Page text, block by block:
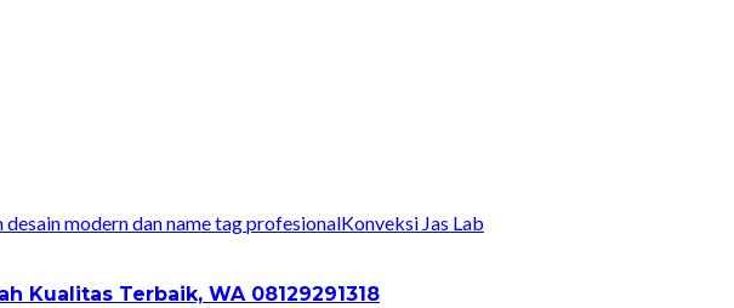
Konveksi Jas Lab
Kualitas Terbaik, WA 08129291318